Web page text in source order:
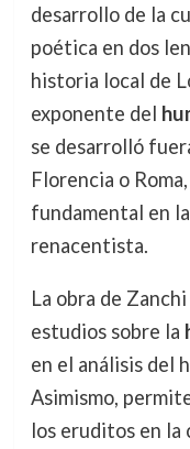
desarrollo de la
poética en dos
historia local de
exponente del
se desarrolló
Florencia o
fundamental en
renacentista.
La obra de
estudios sobre la
en el análisis del
Asimismo,
los eruditos en